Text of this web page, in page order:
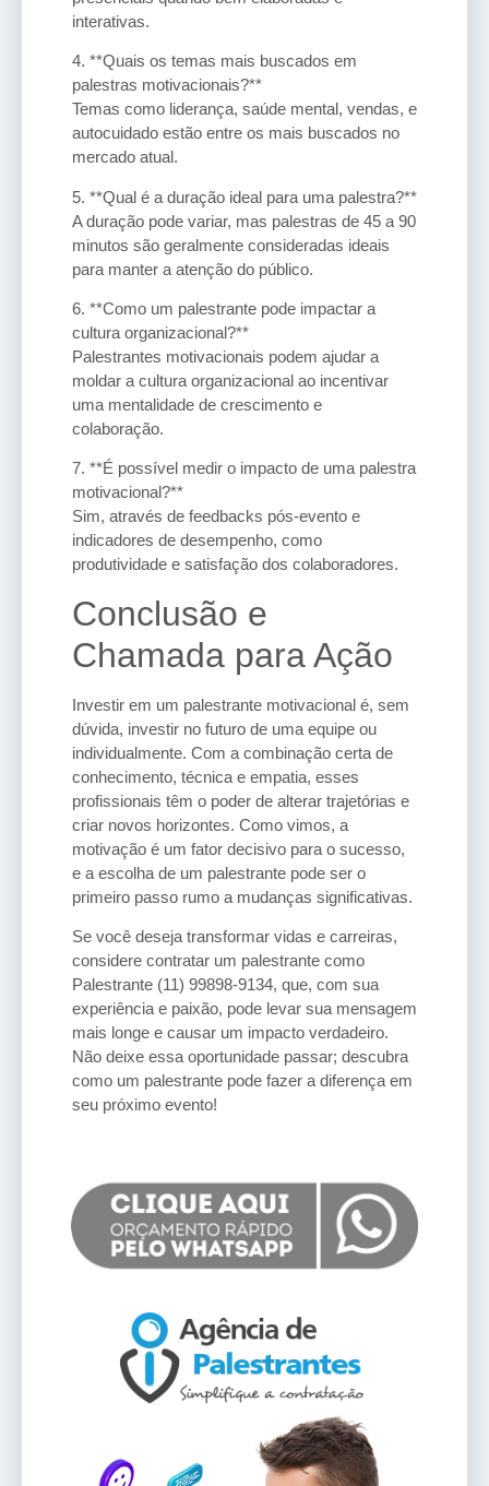
interativas.
4. **Quais os temas mais buscados em
palestras motivacionais?**
Temas como liderança, saúde mental, vendas, e
autocuidado estão entre os mais buscados no
mercado atual.
5. **Qual é a duração ideal para uma palestra?**
A duração pode variar, mas palestras de 45 a 90
minutos são geralmente consideradas ideais
para manter a atenção do público.
6. **Como um palestrante pode impactar a
cultura organizacional?**
Palestrantes motivacionais podem ajudar a
moldar a cultura organizacional ao incentivar
uma mentalidade de crescimento e
colaboração.
7. **É possível medir o impacto de uma palestra
motivacional?**
Sim, através de feedbacks pós-evento e
indicadores de desempenho, como
produtividade e satisfação dos colaboradores.
Conclusão e
Chamada para Ação
Investir em um palestrante motivacional é, sem
dúvida, investir no futuro de uma equipe ou
individualmente. Com a combinação certa de
conhecimento, técnica e empatia, esses
profissionais têm o poder de alterar trajetórias e
criar novos horizontes. Como vimos, a
motivação é um fator decisivo para o sucesso,
e a escolha de um palestrante pode ser o
primeiro passo rumo a mudanças significativas.
Se você deseja transformar vidas e carreiras,
considere contratar um palestrante como
Palestrante (11) 99898-9134, que, com sua
experiência e paixão, pode levar sua mensagem
mais longe e causar um impacto verdadeiro.
Não deixe essa oportunidade passar; descubra
como um palestrante pode fazer a diferença em
seu próximo evento!